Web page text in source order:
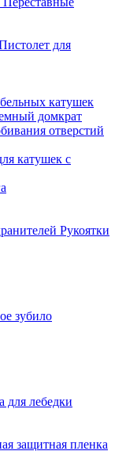
для
катушек
домкрат
отверстий
катушек с
Рукоятки
зубило
для лебедки